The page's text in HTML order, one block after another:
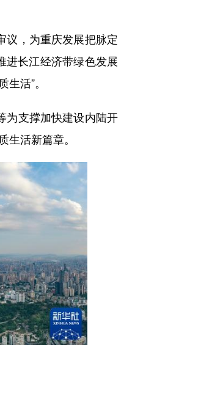
，为重庆发展把脉定
进长江经济带绿色发展
活”。
支撑加快建设内陆开
活新篇章。